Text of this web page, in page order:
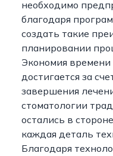
необходимо
благодаря
создать такие
планировании
Экономия времени
достигается за
завершения
стоматологии
остались в
каждая деталь
Благодаря